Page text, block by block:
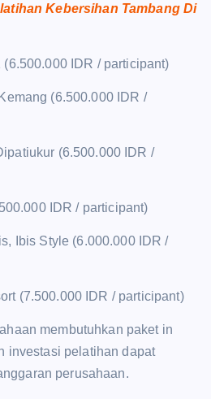
Kebersihan Tambang Di
(6.500.000 IDR / participant)
(6.500.000 IDR /
(6.500.000 IDR /
IDR / participant)
Ibis Style (6.000.000 IDR /
(7.500.000 IDR / participant)
membutuhkan paket in
investasi pelatihan dapat
perusahaan.